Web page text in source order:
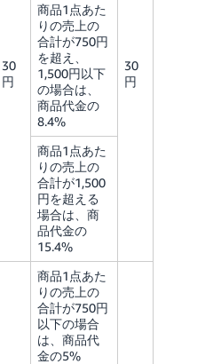
30
円
30
円
商品1点あた
りの売上の
合計が750円
を超え、
1,500円以下
の場合は、
商品代金の
8.4%
商品1点あた
りの売上の
合計が1,500
円を超える
場合は、商
品代金の
15.4%
商品1点あた
りの売上の
合計が750円
以下の場合
は、商品代
金の5%